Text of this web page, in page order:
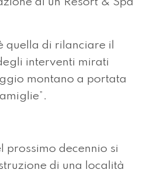
di un Resort & Spa
quella di rilanciare il
interventi mirati
montano a portata
prossimo decennio si
di una località